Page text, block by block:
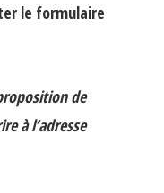
le formulaire
de
à l’adresse